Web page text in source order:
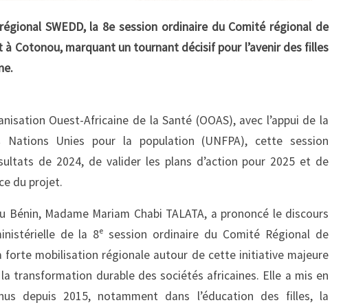
SWEDD, la 8e session ordinaire du Comité régional de
à Cotonou, marquant un tournant décisif pour l’avenir des filles
Ouest-Africaine de la Santé (OOAS), avec l’appui de la
Unies pour la population (UNFPA), cette session
de 2024, de valider les plans d’action pour 2025 et de
du projet.
Bénin, Madame Mariam Chabi TALATA, a prononcé le discours
de la 8ᵉ session ordinaire du Comité Régional de
forte mobilisation régionale autour de cette initiative majeure
transformation durable des sociétés africaines. Elle a mis en
depuis 2015, notamment dans l’éducation des filles, la